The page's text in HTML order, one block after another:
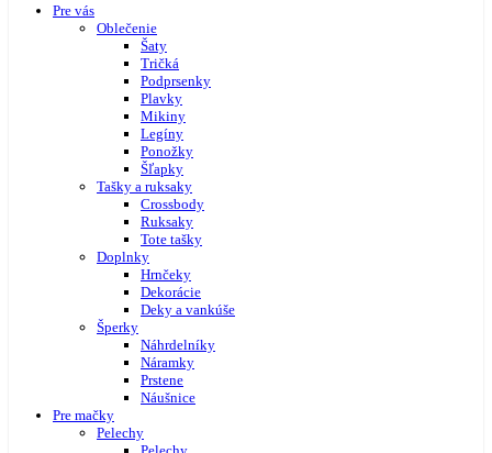
Pre vás
Oblečenie
Šaty
Tričká
Podprsenky
Plavky
Mikiny
Legíny
Ponožky
Šľapky
Tašky a ruksaky
Crossbody
Ruksaky
Tote tašky
Doplnky
Hrnčeky
Dekorácie
Deky a vankúše
Šperky
Náhrdelníky
Náramky
Prstene
Náušnice
Pre mačky
Pelechy